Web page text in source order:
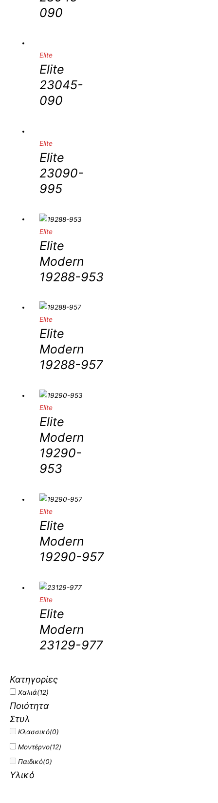
Κατηγορίες
Χαλιά(12)
Ποιότητα
Στυλ
Κλασσικό(0)
Μοντέρνο(12)
Παιδικό(0)
Υλικό
090
Elite
Elite
23045-
090
Elite
Elite
23090-
995
Elite
Elite
Modern
19288-953
Elite
Elite
Modern
19288-957
Elite
Elite
Modern
19290-
953
Elite
Elite
Modern
19290-957
Elite
Elite
Modern
23129-977